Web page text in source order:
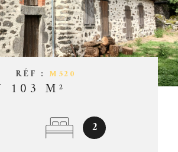
GESTION
OFFRES
RÉF : M520
103 M²
2
CHAMPS
TEXTE
RÉFÉRENCE
PARTICULARITÉ
RECHERCHER